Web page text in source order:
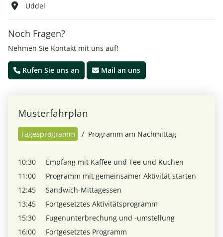
Uddel
Noch Fragen?
Nehmen Sie Kontakt mit uns auf!
Rufen Sie uns an Mail an uns
Musterfahrplan
Tagesprogramm / Programm am Nachmittag
10:30
Empfang mit Kaffee und Tee und Kuchen
11:00
Programm mit gemeinsamer Aktivität starten
12:45
Sandwich-Mittagessen
13:45
Fortgesetztes Aktivitätsprogramm
15:30
Fugenunterbrechung und -umstellung
16:00
Fortgesetztes Programm